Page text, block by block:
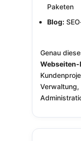
Paketen
Blog:
Genau